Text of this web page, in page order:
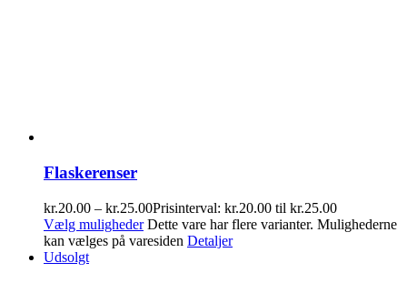
Flaskerenser
kr.20.00 – kr.25.00Prisinterval: kr.20.00 til kr.25.00
Vælg muligheder Dette vare har flere varianter. Mulighederne
kan vælges på varesiden Detaljer
Udsolgt